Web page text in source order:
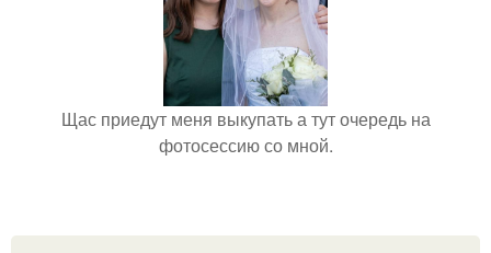
Щас приедут меня выкупать а тут очередь на
фотосессию со мной.